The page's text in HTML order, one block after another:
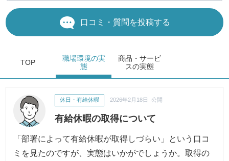
口コミ・質問を投稿する
TOP
商品・サービ
スの実態
職場環境の実
態
有給休暇の取得について
休日・有給休暇 2026年2月18日 公開
「部署によって有給休暇が取得しづらい」という口コ
ミを見たのですが、実態はいかがでしょうか。取得の